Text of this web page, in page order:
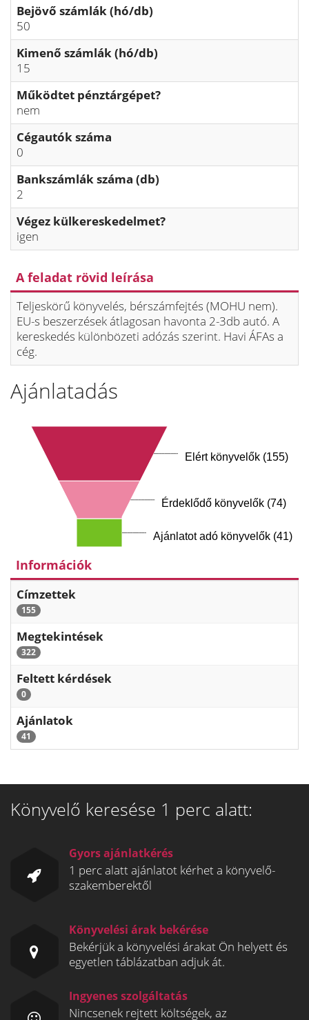
Bejövő számlák (hó/db)
50
Kimenő számlák (hó/db)
15
Működtet pénztárgépet?
nem
Cégautók száma
0
Bankszámlák száma (db)
2
Végez külkereskedelmet?
igen
A feladat rövid leírása
Teljeskörű könyvelés, bérszámfejtés (MOHU nem).
EU-s beszerzések átlagosan havonta 2-3db autó. A
kereskedés különbözeti adózás szerint. Havi ÁFAs a
cég.
Ajánlatadás
Elért könyvelők (155)
Érdeklődő könyvelők (74)
Ajánlatot adó könyvelők (41)
Információk
Címzettek
155
Megtekintések
322
Feltett kérdések
0
Ajánlatok
41
Könyvelő keresése 1 perc alatt:
Gyors ajánlatkérés
1 perc alatt ajánlatot kérhet a könyvelő-
szakemberektől
Könyvelési árak bekérése
Bekérjük a könyvelési árakat Ön helyett és
egyetlen táblázatban adjuk át.
Ingyenes szolgáltatás
Nincsenek rejtett költségek, az